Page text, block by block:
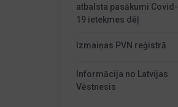
atbalsta pasākumi Covid-
19 ietekmes dēļ
Izmaiņas PVN reģistrā
Informācija no Latvijas
Vēstnesis